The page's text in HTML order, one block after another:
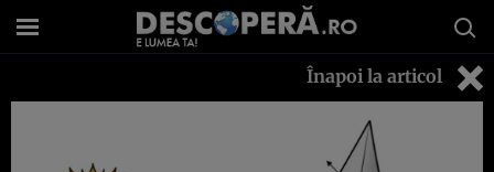
Înapoi la articol